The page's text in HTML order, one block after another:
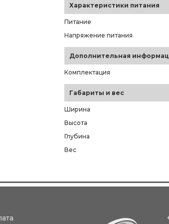
Характеристики питания
Питание
Напряжение питания
Дополнительная
Комплектация
Габариты и вес
Ширина
Высота
Глубина
Вес